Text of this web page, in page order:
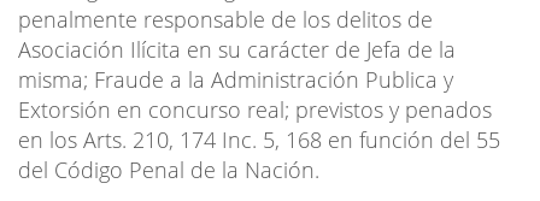
penalmente responsable de los delitos de
Asociación Ilícita en su carácter de Jefa de la
misma; Fraude a la Administración Publica y
Extorsión en concurso real; previstos y penados
en los Arts. 210, 174 Inc. 5, 168 en función del 55
del Código Penal de la Nación.